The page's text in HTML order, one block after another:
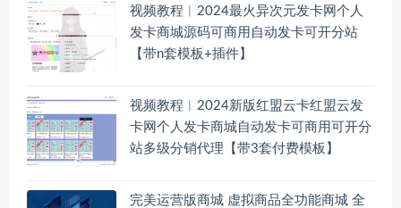
视频教程︱2024最火异次元发卡网个人
发卡商城源码可商用自动发卡可开分站
【带n套模板+插件】
视频教程︱2024新版红盟云卡红盟云发
卡网个人发卡商城自动发卡可商用可开分
站多级分销代理【带3套付费模板】
完美运营版商城 虚拟商品全功能商城 全